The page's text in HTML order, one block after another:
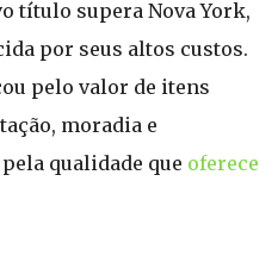
título supera Nova York,
por seus altos custos.
pelo valor de itens
moradia e
qualidade que oferece